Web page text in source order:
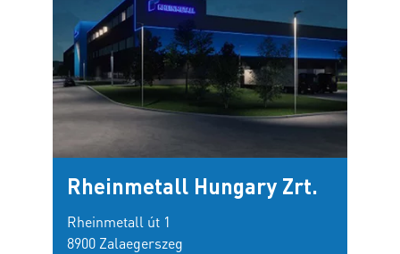
Rheinmetall Hungary Zrt.
Rheinmetall út 1
8900 Zalaegerszeg